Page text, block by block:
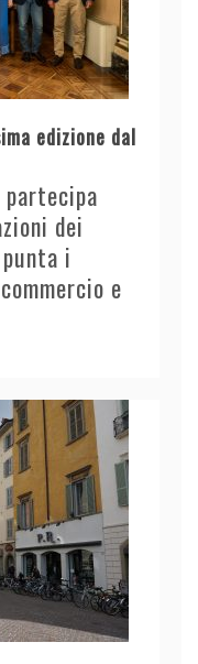
edizione dal
partecipa
dei
i
e